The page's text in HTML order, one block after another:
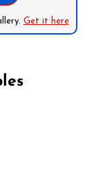
Get it here